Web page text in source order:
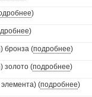
)
)
бронза (подробнее)
золото (подробнее)
(подробнее)